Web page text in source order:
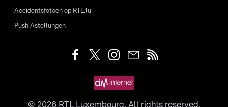
Accidentsfotoen op RTL.lu
Push Astellungen
© 2026RTL Luxembourg. All rights reserved.